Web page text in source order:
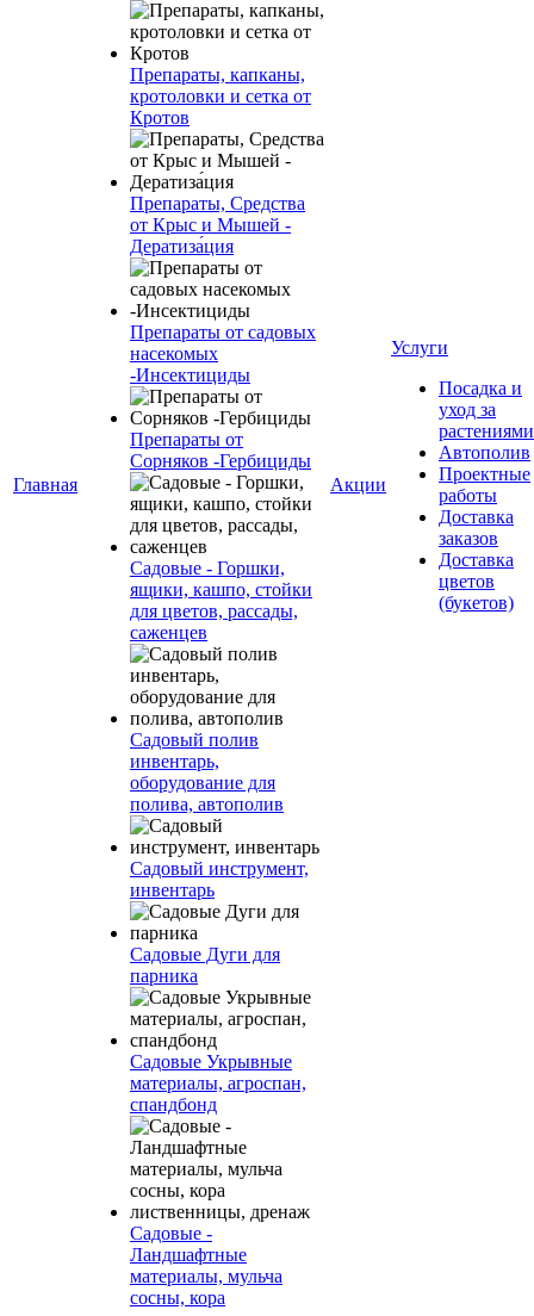
Главная
Препараты, капканы,
кротоловки и сетка от
Кротов
Препараты, Средства
от Крыс и Мышей -
Дератиза́ция
Препараты от садовых
насекомых
-Инсектициды
Препараты от
Сорняков -Гербициды
Садовые - Горшки,
ящики, кашпо, стойки
для цветов, рассады,
саженцев
Садовый полив
инвентарь,
оборудование для
полива, автополив
Садовый инструмент,
инвентарь
Садовые Дуги для
парника
Садовые Укрывные
материалы, агроспан,
спандбонд
Садовые -
Ландшафтные
материалы, мульча
сосны, кора
Акции
Услуги
Посадка и
уход за
растениями
Автополив
Проектные
работы
Доставка
заказов
Доставка
цветов
(букетов)